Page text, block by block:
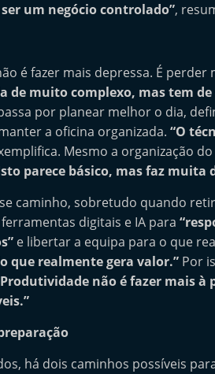
um negócio controlado”,
é fazer mais depressa. É
de muito complexo, mas tem
por planear melhor o dia,
a oficina organizada. “O
Mesmo a organização
parece básico, mas faz muita
caminho, sobretudo quando
digitais e IA para
e libertar a equipa para o que
que realmente gera valor.” Por
não é fazer mais à
há dois caminhos possíveis